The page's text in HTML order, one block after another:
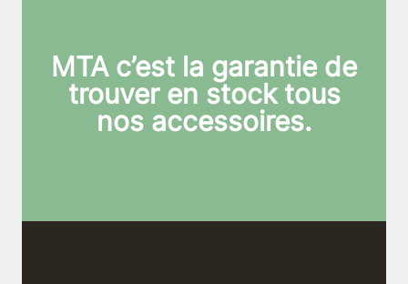
MTA c’est la garantie de
trouver en stock tous
nos accessoires.